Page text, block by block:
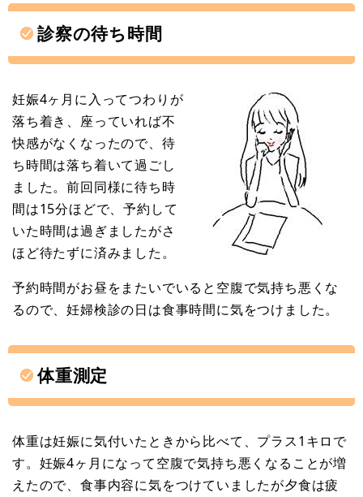
診察の待ち時間
妊娠4ヶ月に入ってつわりが
落ち着き、座っていれば不
快感がなくなったので、待
ち時間は落ち着いて過ごし
ました。前回同様に待ち時
間は15分ほどで、予約して
いた時間は過ぎましたがさ
ほど待たずに済みました。
予約時間がお昼をまたいでいると空腹で気持ち悪くな
るので、妊婦検診の日は食事時間に気をつけました。
体重測定
体重は妊娠に気付いたときから比べて、プラス1キロで
す。妊娠4ヶ月になって空腹で気持ち悪くなることが増
えたので、食事内容に気をつけていましたが夕食は疲